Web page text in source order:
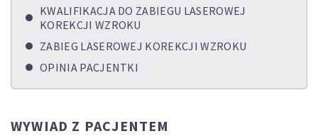
WYWIAD Z PACJENTEM
KWALIFIKACJA DO ZABIEGU LASEROWEJ
KOREKCJI WZROKU
ZABIEG LASEROWEJ KOREKCJI WZROKU
OPINIA PACJENTKI